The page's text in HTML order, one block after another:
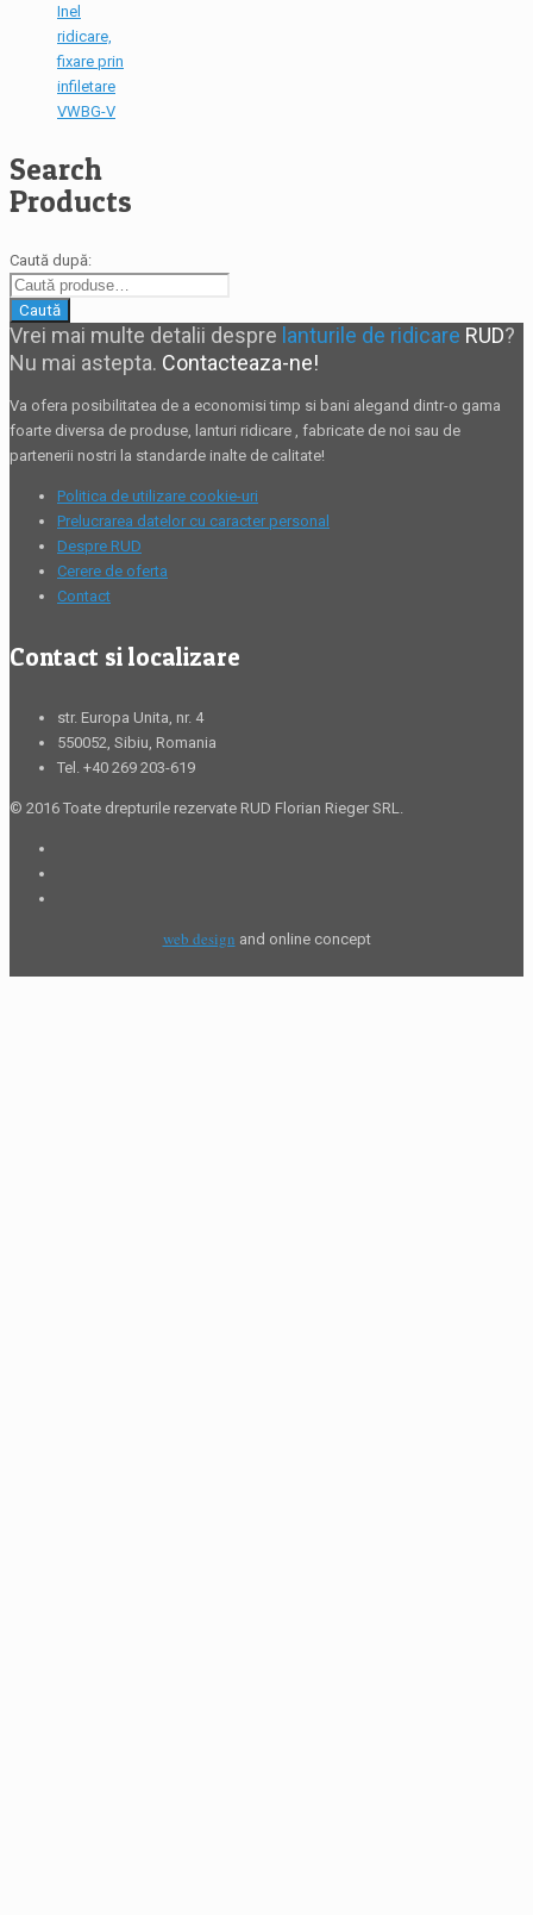
Inel
ridicare,
fixare prin
infiletare
VWBG-V
Search
Products
Caută după:
Caută
Vrei mai multe detalii despre lanturile de ridicare RUD?
Nu mai astepta. Contacteaza-ne!
Va ofera posibilitatea de a economisi timp si bani alegand dintr-o gama
foarte diversa de produse, lanturi ridicare , fabricate de noi sau de
partenerii nostri la standarde inalte de calitate!
Politica de utilizare cookie-uri
Prelucrarea datelor cu caracter personal
Despre RUD
Cerere de oferta
Contact
Contact si localizare
str. Europa Unita, nr. 4
550052, Sibiu, Romania
Tel. +40 269 203-619
© 2016 Toate drepturile rezervate RUD Florian Rieger SRL.
web design and online concept